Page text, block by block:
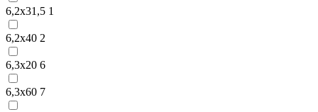
6,2х31,5 1
6,2х40 2
6,3х20 6
6,3х60 7